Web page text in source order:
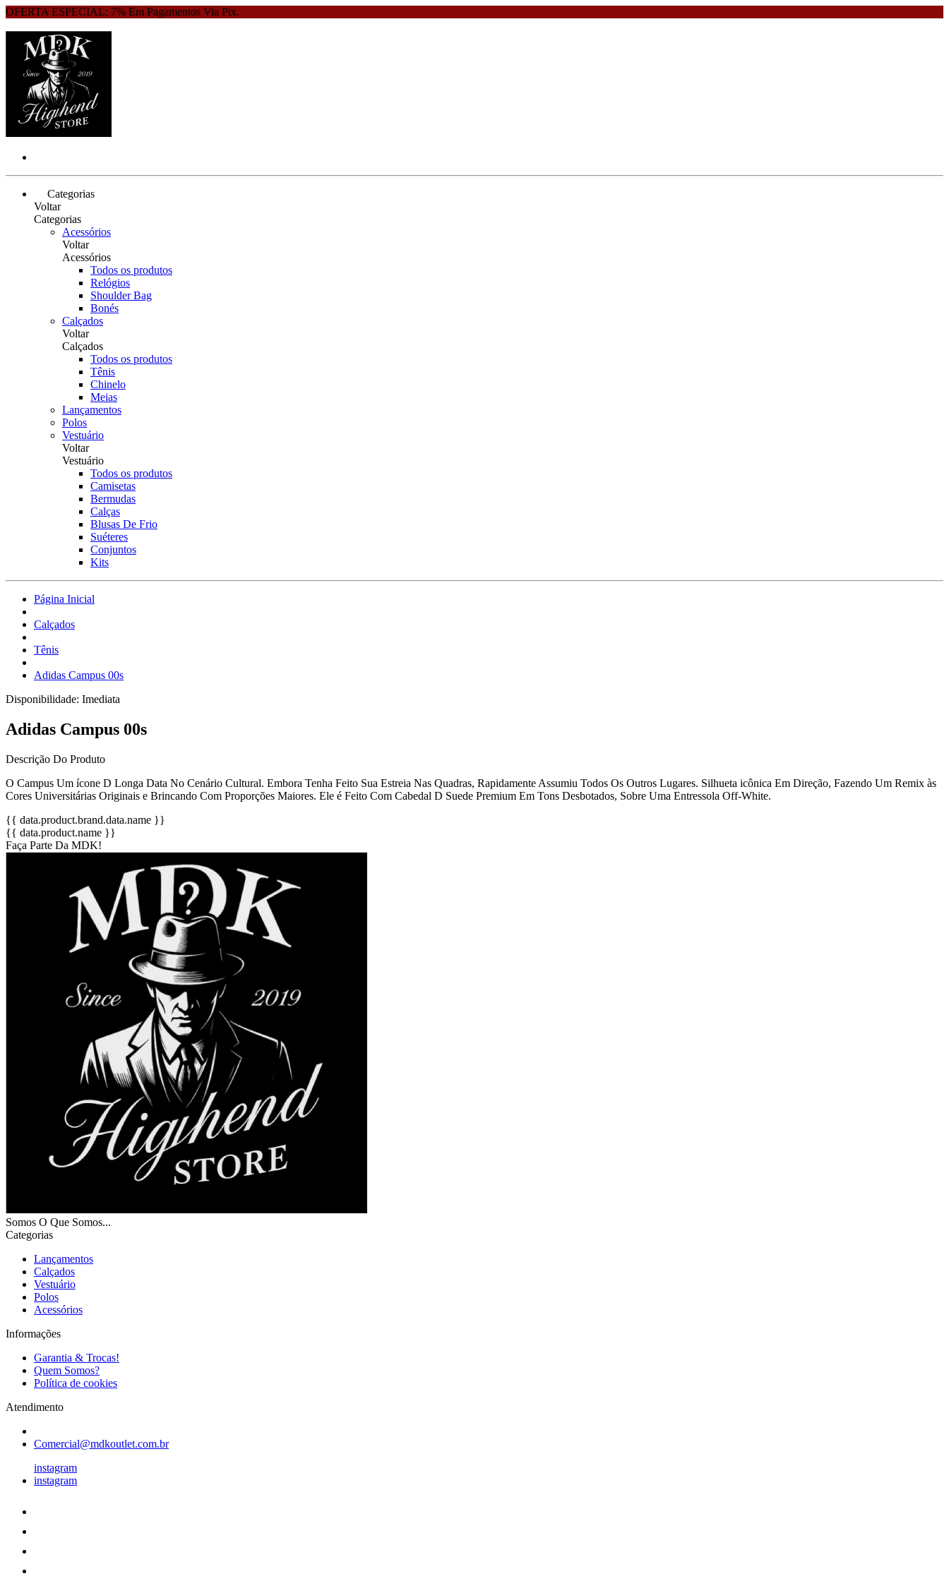
OFERTA ESPECIAL: 7% Em Pagamentos Via Pix.
Categorias
Voltar
Categorias
Acessórios
Voltar
Acessórios
Todos os produtos
Relógios
Shoulder Bag
Bonés
Calçados
Voltar
Calçados
Todos os produtos
Tênis
Chinelo
Meias
Lançamentos
Polos
Vestuário
Voltar
Vestuário
Todos os produtos
Camisetas
Bermudas
Calças
Blusas De Frio
Suéteres
Conjuntos
Kits
Página Inicial
Calçados
Tênis
Adidas Campus 00s
Disponibilidade: Imediata
Adidas Campus 00s
Descrição Do Produto
O Campus Um ícone D Longa Data No Cenário Cultural. Embora Tenha Feito Sua Estreia Nas Quadras, Rapidamente Assumiu Todos Os Outros Lugares. Silhueta icônica Em Direção, Fazendo Um Remix às
Cores Universitárias Originais e Brincando Com Proporções Maiores. Ele é Feito Com Cabedal D Suede Premium Em Tons Desbotados, Sobre Uma Entressola Off-White.
{{ data.product.brand.data.name }}
{{ data.product.name }}
Faça Parte Da MDK!
Somos O Que Somos...
Categorias
Lançamentos
Calçados
Vestuário
Polos
Acessórios
Informações
Garantia & Trocas!
Quem Somos?
Política de cookies
Atendimento
Comercial@mdkoutlet.com.br
instagram
instagram